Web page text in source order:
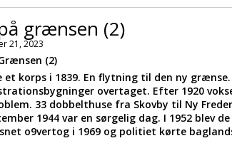
grænsen (2)
21, 2023
(2)
et korps i 1839. En flytning til den ny
overtaget. Efter 1920
33 dobbelthuse fra Skovby til Ny
1944 var en sørgelig dag. I 1952 blev
o9vertog i 1969 og politiet kørte